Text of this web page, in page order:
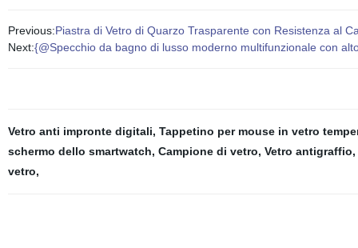
Previous:Piastra di Vetro di Quarzo Trasparente con Resistenza al
Next:{@Specchio da bagno di lusso moderno multifunzionale con
Vetro anti impronte digitali, Tappetino per mouse in vetro
schermo dello smartwatch, Campione di vetro, Vetro antigraffio,
vetro,